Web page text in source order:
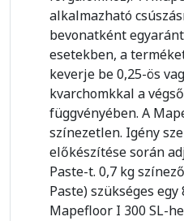
alkalmazható
bevonatként
esetekben, a
keverje be 0,25-ös
kvarchomkkal a
függvényében. A
színezetlen. Igény
előkészítése során
Paste-t. 0,7 kg
Paste) szükséges
Mapefloor I 300 SL-